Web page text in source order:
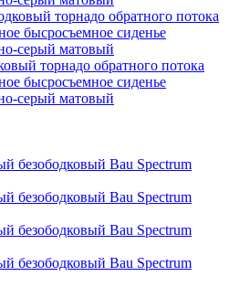
торнадо обратного потока
бысросъемное сиденье
серый матовый